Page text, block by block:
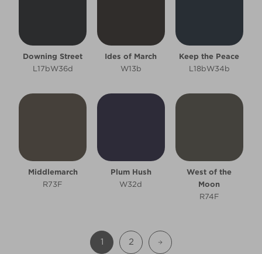
Downing Street
L17bW36d
Ides of March
W13b
Keep the Peace
L18bW34b
Middlemarch
R73F
Plum Hush
W32d
West of the
Moon
R74F
1 2